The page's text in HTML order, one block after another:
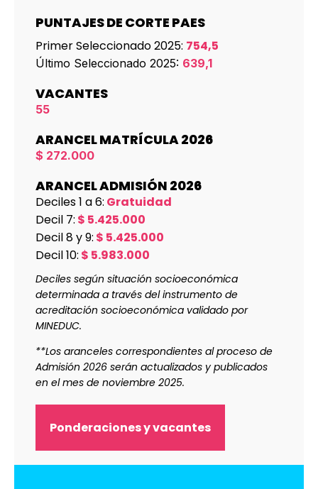
PUNTAJES DE CORTE PAES
Primer Seleccionado 2025: 754,5
Último Seleccionado 2025: 639,1
VACANTES
55
ARANCEL MATRÍCULA 2026
$ 272.000
ARANCEL ADMISIÓN 2026
Deciles 1 a 6: Gratuidad
Decil 7: $ 5.425.000
Decil 8 y 9: $ 5.425.000
Decil 10: $ 5.983.000
Deciles según situación socioeconómica
determinada a través del instrumento de
acreditación socioeconómica validado por
MINEDUC.
**Los aranceles correspondientes al proceso de
Admisión 2026 serán actualizados y publicados
en el mes de noviembre 2025.
Ponderaciones y vacantes